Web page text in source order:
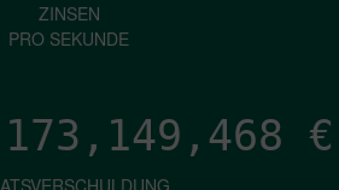
ZINSEN
PRO SEKUNDE
€